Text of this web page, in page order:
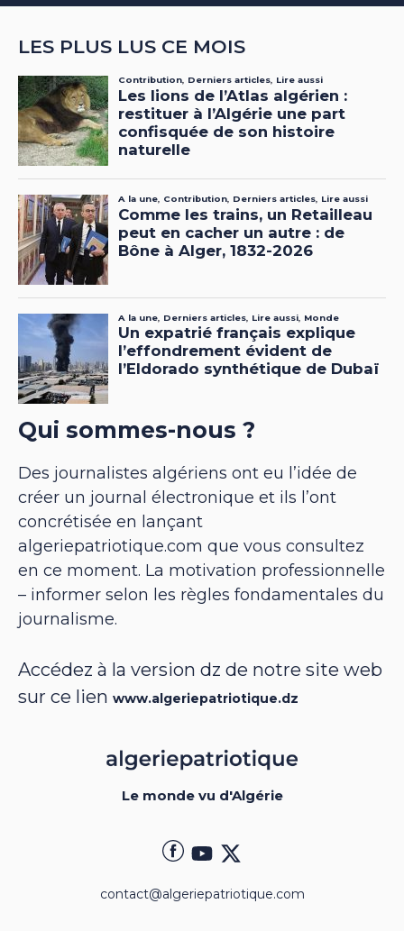
LES PLUS LUS CE MOIS
Qui sommes-nous ?
Des journalistes algériens ont eu l’idée de
créer un journal électronique et ils l’ont
concrétisée en lançant
algeriepatriotique.com que vous consultez
en ce moment. La motivation professionnelle
– informer selon les règles fondamentales du
journalisme.
Accédez à la version dz de notre site web
sur ce lien www.algeriepatriotique.dz
Le monde vu d'Algérie
contact@algeriepatriotique.com